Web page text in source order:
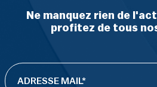
Ne manquez rien de
profitez de tous